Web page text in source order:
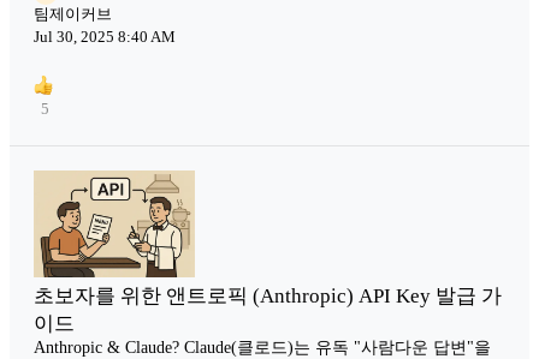
팀제이커브
Jul 30, 2025 8:40 AM
5
초보자를 위한 앤트로픽 (Anthropic) API Key 발급 가
이드
Anthropic & Claude? Claude(클로드)는 유독 "사람다운 답변"을